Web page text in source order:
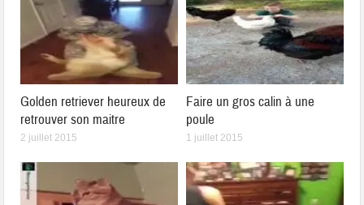
Golden retriever heureux de
retrouver son maitre
2 juillet 2015
Faire un gros calin à une
poule
1 juillet 2015